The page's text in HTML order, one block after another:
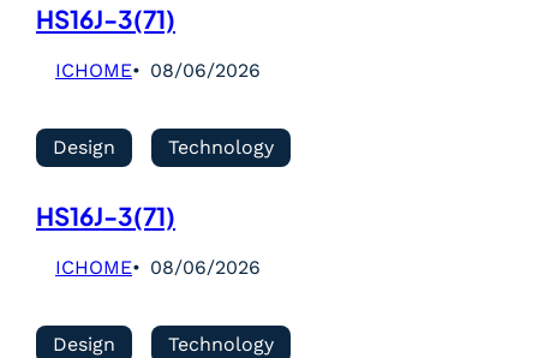
HS16J-3(71)
ICHOME 08/06/2026
Design Technology
HS16J-3(71)
ICHOME 08/06/2026
Design Technology